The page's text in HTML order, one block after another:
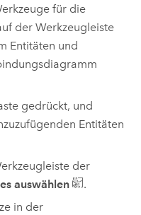
für die
der Werkzeugleiste
Entitäten und
gedrückt, und
Entitäten
der
auswählen
.
in der